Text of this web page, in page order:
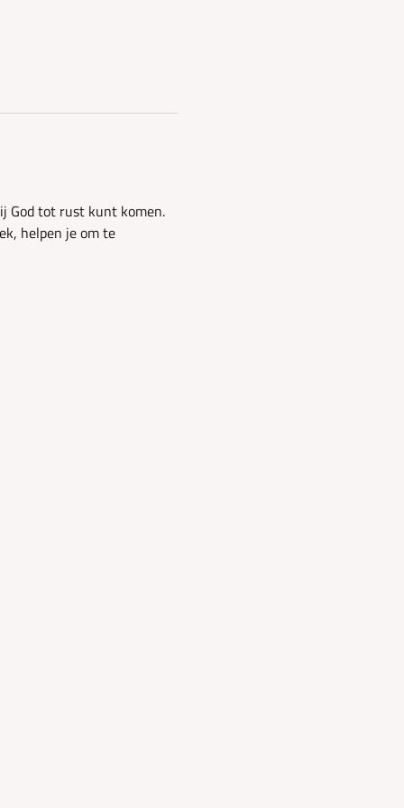
God tot rust kunt komen.
helpen je om te